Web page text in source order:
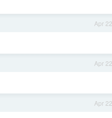
Apr 22
Apr 22
Apr 22